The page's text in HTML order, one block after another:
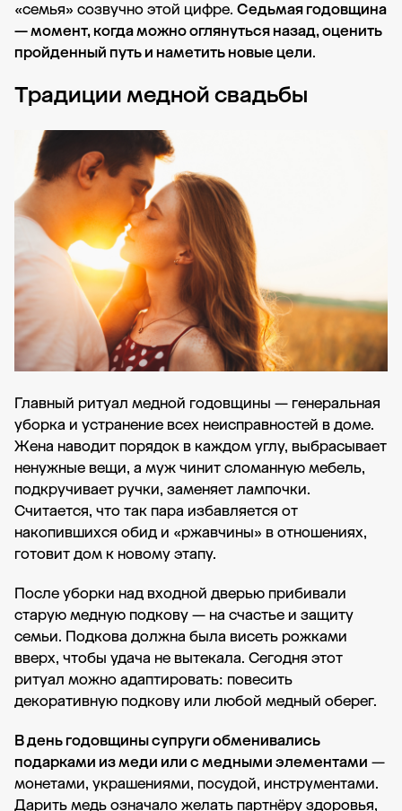
«семья» созвучно этой цифре. Седьмая годовщина
— момент, когда можно оглянуться назад, оценить
пройденный путь и наметить новые цели.
Традиции медной свадьбы
Главный ритуал медной годовщины — генеральная
уборка и устранение всех неисправностей в доме.
Жена наводит порядок в каждом углу, выбрасывает
ненужные вещи, а муж чинит сломанную мебель,
подкручивает ручки, заменяет лампочки.
Считается, что так пара избавляется от
накопившихся обид и «ржавчины» в отношениях,
готовит дом к новому этапу.
После уборки над входной дверью прибивали
старую медную подкову — на счастье и защиту
семьи. Подкова должна была висеть рожками
вверх, чтобы удача не вытекала. Сегодня этот
ритуал можно адаптировать: повесить
декоративную подкову или любой медный оберег.
В день годовщины супруги обменивались
подарками из меди или с медными элементами —
монетами, украшениями, посудой, инструментами.
Дарить медь означало желать партнёру здоровья,